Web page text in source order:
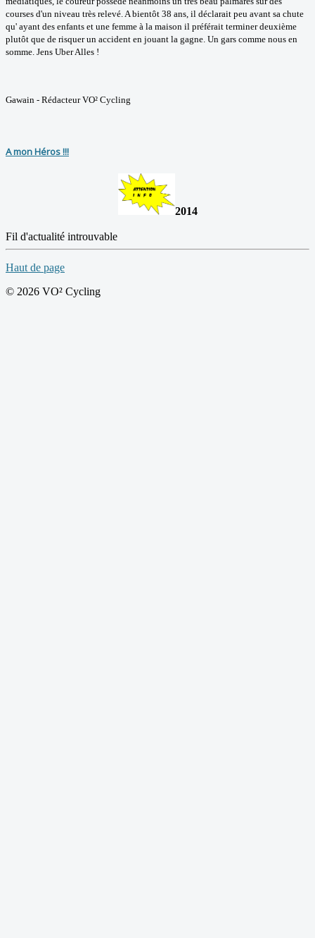
courses d'un niveau très relevé. A bientôt 38 ans, il déclarait peu avant sa chute
qu' ayant des enfants et une femme à la maison il préférait terminer deuxième
plutôt que de risquer un accident en jouant la gagne. Un gars comme nous en
somme. Jens Uber Alles !
Gawain - Rédacteur VO² Cycling
A mon Héros !!!
2014
Fil d'actualité introuvable
Haut de page
© 2026 VO² Cycling